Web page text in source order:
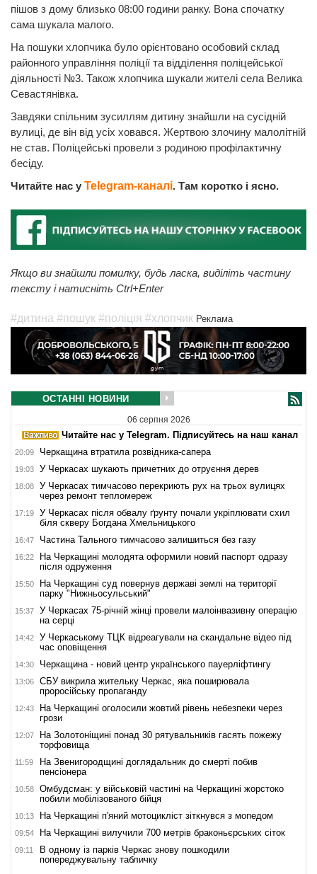
пішов з дому близько 08:00 години ранку. Вона спочатку
сама шукала малого.
На пошуки хлопчика було орієнтовано особовий склад
районного управління поліції та відділення поліцейської
діяльності №3. Також хлопчика шукали жителі села Велика
Севастянівка.
Завдяки спільним зусиллям дитину знайшли на сусідній
вулиці, де він від усіх ховався. Жертвою злочину малолітній
не став. Поліцейські провели з родиною профілактичну
бесіду.
Читайте нас у Telegram-каналі. Там коротко і ясно.
Якщо ви знайшли помилку, будь ласка, виділіть частину
тексту і натисніть Ctrl+Enter
#дитина #пошук #поліція #хлопчик Реклама
ОСТАННІ НОВИНИ
06 серпня 2026
Читайте нас у Telegram. Підписуйтесь на наш канал
20:09 Черкащина втратила розвідника-сапера
19:03 У Черкасах шукають причетних до отруєння дерев
18:08
У Черкасах тимчасово перекриють рух на трьох вулицях
через ремонт тепломереж
17:19
У Черкасах після обвалу ґрунту почали укріплювати схил
біля скверу Богдана Хмельницького
16:47 Частина Тального тимчасово залишиться без газу
16:22
На Черкащині молодята оформили новий паспорт одразу
після одруження
15:50
На Черкащині суд повернув державі землі на території
парку "Нижньосульський"
15:37
У Черкасах 75-річній жінці провели малоінвазивну операцію
на серці
14:42
У Черкаському ТЦК відреагували на скандальне відео під
час оповіщення
14:30 Черкащина - новий центр українського пауерліфтингу
13:06
СБУ викрила жительку Черкас, яка поширювала
проросійську пропаганду
12:43
На Черкащині оголосили жовтий рівень небезпеки через
грози
12:07
На Золотоніщині понад 30 рятувальників гасять пожежу
торфовища
11:59
На Звенигородщині доглядальник до смерті побив
пенсіонера
10:58
Омбудсман: у військовій частині на Черкащині жорстоко
побили мобілізованого бійця
10:13 На Черкащині п'яний мотоцикліст зіткнувся з мопедом
09:54 На Черкащині вилучили 700 метрів браконьєрських сіток
09:11
В одному із парків Черкас знову пошкодили
попереджувальну табличку